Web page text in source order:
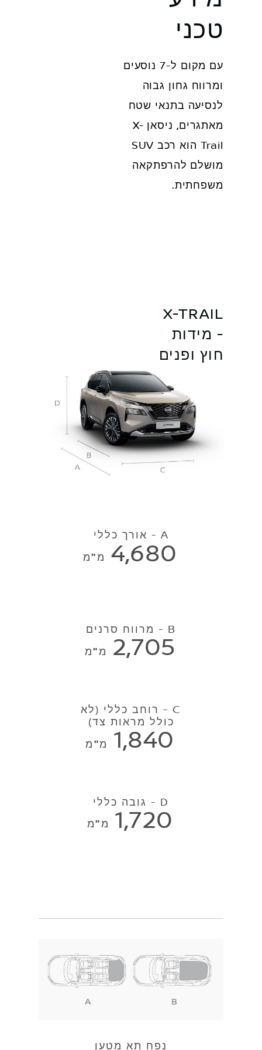
טכני
עם מקום ל-7 נוסעים
ומרווח גחון גבוה
לנסיעה בתנאי שטח
מאתגרים, ניסאן X-
Trail הוא רכב SUV
מושלם להרפתקאה
משפחתית.
X-TRAIL
- מידות
חוץ ופנים
A - אורך כללי
4,680 מ"מ
B - מרווח סרנים
2,705 מ"מ
C - רוחב כללי (לא
כולל מראות צד)
1,840 מ"מ
D - גובה כללי
1,720 מ"מ
נפח תא מטען